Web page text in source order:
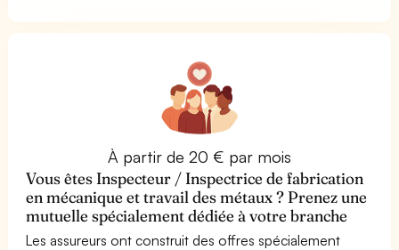
À partir de 20 € par mois
Vous êtes Inspecteur / Inspectrice de fabrication
en mécanique et travail des métaux ? Prenez une
mutuelle spécialement dédiée à votre branche
Les assureurs ont construit des offres spécialement